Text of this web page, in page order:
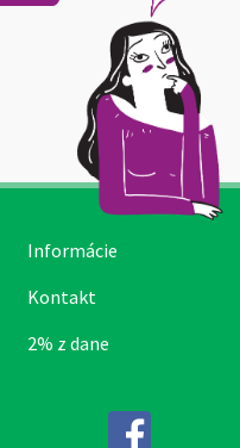
Informácie
Kontakt
2% z dane